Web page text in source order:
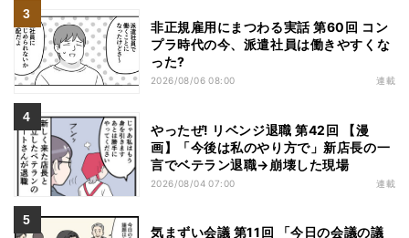
非正規雇用にまつわる実話 第60回 コン
プラ時代の今、派遣社員は働きやすくな
った?
2026/08/06 08:00 連載
やったぜ! リベンジ退職 第42回 【漫
画】「今後は私のやり方で」新店長の一
言でベテラン退職→崩壊した現場
2026/08/04 07:00 連載
気まずい会議 第11回 「今日の会議の議